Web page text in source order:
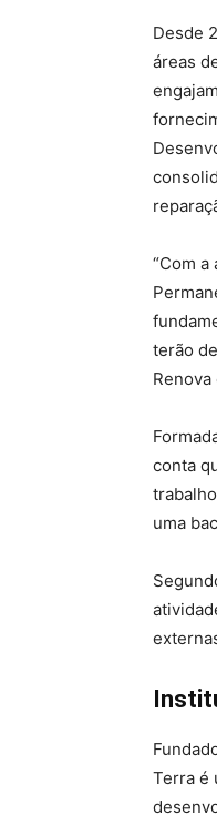
Desde
áreas
“Com
terão
conta
uma
Terra é